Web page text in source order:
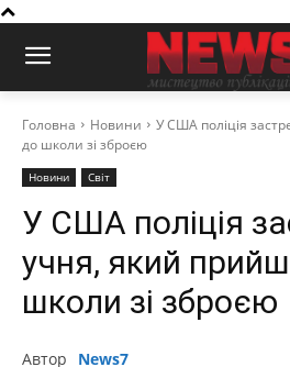
Головна Новини
У США поліція
до школи зі зброєю
Новини Світ
У США поліція
учня, який
школи зі зброєю
Автор News7